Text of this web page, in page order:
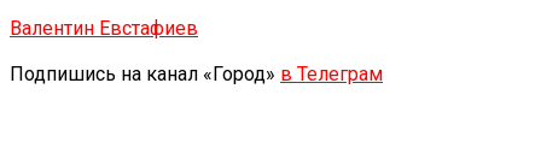
Валентин Евстафиев
Подпишись на канал «Город» в Телеграм